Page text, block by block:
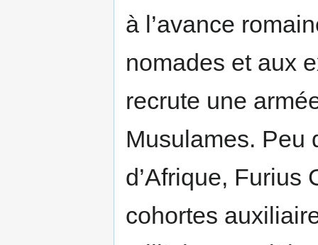
à l’avance
nomades et aux
recrute une
Musulames. Peu
d’Afrique, Furius
cohortes